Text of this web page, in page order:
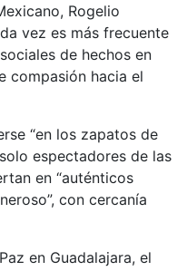
Rogelio
vez es más frecuente
de hechos en
compasión hacia el
“en los zapatos de
espectadores de las
en “auténticos
con cercanía
en Guadalajara, el